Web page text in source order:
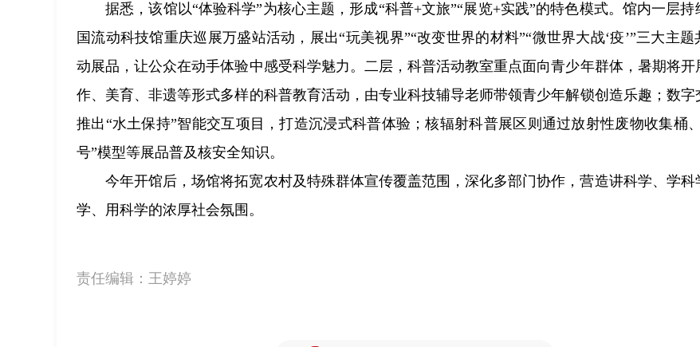
据悉，该馆以“体验科学”为核心主题，形成“科普+文旅”“展览+实践”的特色模式。馆内一层持
国流动科技馆重庆巡展万盛站活动，展出“玩美视界”“改变世界的材料”“微世界大战‘疫’”三大主题
动展品，让公众在动手体验中感受科学魅力。二层，科普活动教室重点面向青少年群体，暑期将开
作、美育、非遗等形式多样的科普教育活动，由专业科技辅导老师带领青少年解锁创造乐趣；数字
推出“水土保持”智能交互项目，打造沉浸式科普体验；核辐射科普展区则通过放射性废物收集桶
号”模型等展品普及核安全知识。
今年开馆后，场馆将拓宽农村及特殊群体宣传覆盖范围，深化多部门协作，营造讲科学、学科
学、用科学的浓厚社会氛围。
责任编辑： 王婷婷